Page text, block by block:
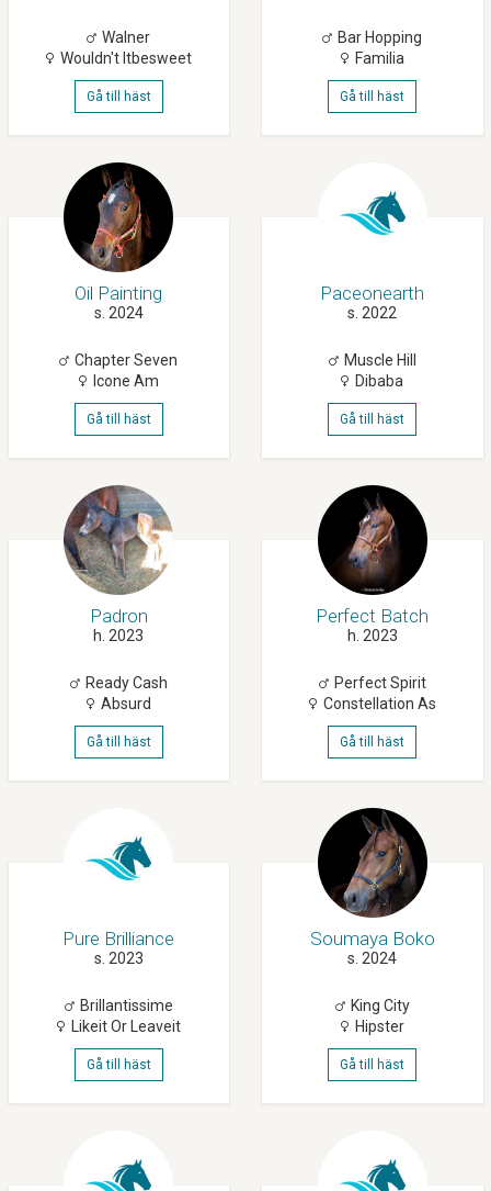
Walner
Wouldn't Itbesweet
Gå till häst
Bar Hopping
Familia
Gå till häst
Oil Painting
s. 2024
Chapter Seven
Icone Am
Gå till häst
Paceonearth
s. 2022
Muscle Hill
Dibaba
Gå till häst
Padron
h. 2023
Ready Cash
Absurd
Gå till häst
Perfect Batch
h. 2023
Perfect Spirit
Constellation As
Gå till häst
Pure Brilliance
s. 2023
Brillantissime
Likeit Or Leaveit
Gå till häst
Soumaya Boko
s. 2024
King City
Hipster
Gå till häst